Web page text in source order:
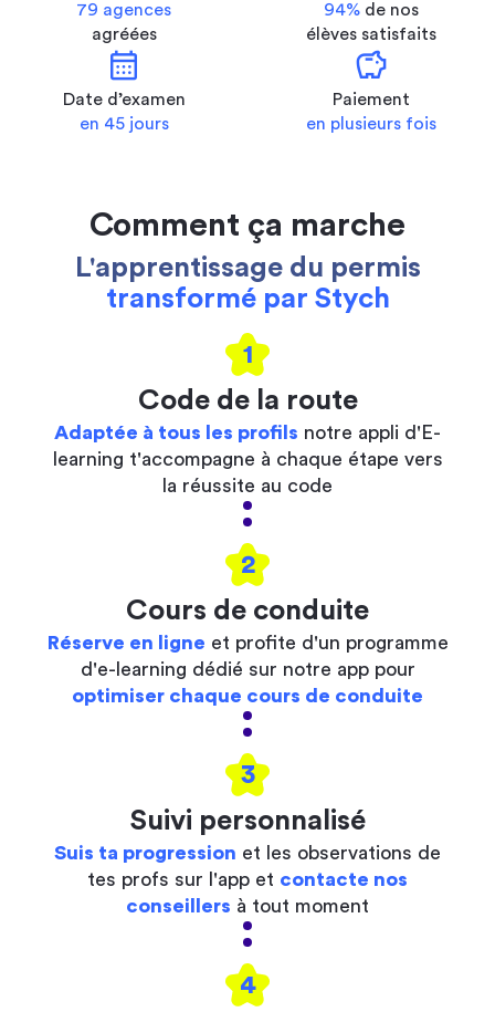
79 agences
agréées
94% de nos
élèves satisfaits
calendar_month
Date d’examen
en 45 jours
savings
Paiement
en plusieurs fois
Comment ça marche
L'apprentissage du permis
transformé par Stych
1
Code de la route
Adaptée à tous les profils notre appli d'E-
learning t'accompagne à chaque étape vers
la réussite au code
2
Cours de conduite
Réserve en ligne et profite d'un programme
d'e-learning dédié sur notre app pour
optimiser chaque cours de conduite
3
Suivi personnalisé
Suis ta progression et les observations de
tes profs sur l'app et contacte nos
conseillers à tout moment
4